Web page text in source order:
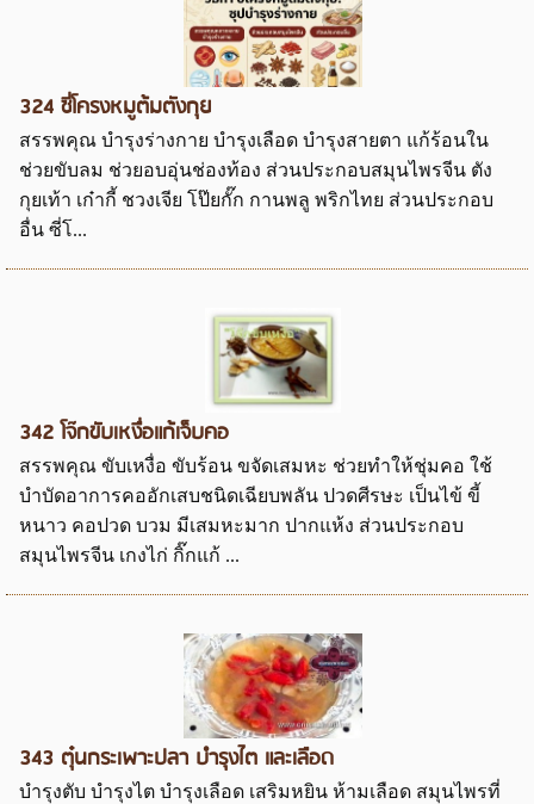
324 ซี่โครงหมูต้มตังกุย
สรรพคุณ บำรุงร่างกาย บำรุงเลือด บำรุงสายตา แก้ร้อนใน
ช่วยขับลม ช่วยอบอุ่นช่องท้อง ส่วนประกอบสมุนไพรจีน ตัง
กุยเท้า เก๋ากี้ ชวงเจีย โป๊ยกั๊ก กานพลู พริกไทย ส่วนประกอบ
อื่น ซี่โ...
342 โจ๊กขับเหงื่อแก้เจ็บคอ
สรรพคุณ ขับเหงื่อ ขับร้อน ขจัดเสมหะ ช่วยทำให้ชุ่มคอ ใช้
บำบัดอาการคออักเสบชนิดเฉียบพลัน ปวดศีรษะ เป็นไข้ ขี้
หนาว คอปวด บวม มีเสมหะมาก ปากแห้ง ส่วนประกอบ
สมุนไพรจีน เกงไก่ กิ๊กแก้ ...
343 ตุ๋นกระเพาะปลา บำรุงไต และเลือด
บำรุงตับ บำรุงไต บำรุงเลือด เสริมหยิน ห้ามเลือด สมุนไพรที่